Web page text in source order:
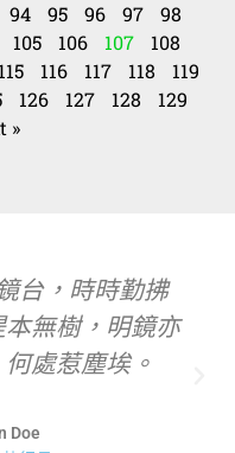
94 95 96 97
98
105 106 107
108
115 116 117 118
119
126 127 128
129
»
台，時時勤拂
無樹，明鏡亦
處惹塵埃。
Doe